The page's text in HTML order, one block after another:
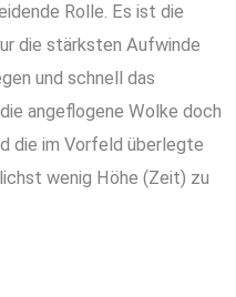
Rolle. Es ist die
die stärksten Aufwinde
und schnell das
angeflogene Wolke doch
die im Vorfeld überlegte
wenig Höhe (Zeit) zu